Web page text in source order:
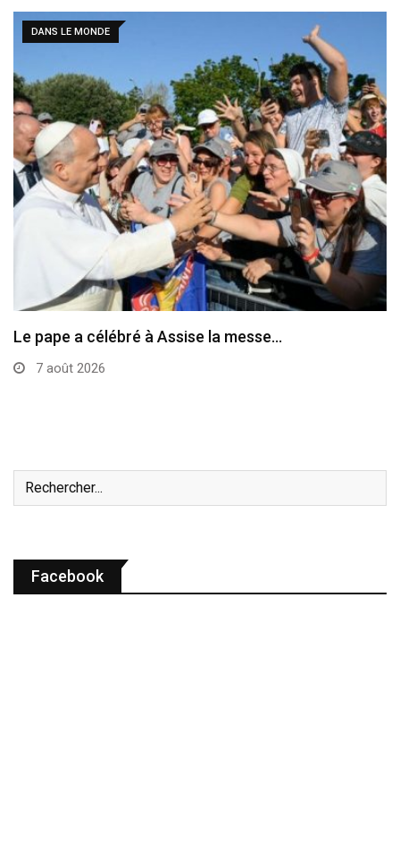
DANS LE MONDE
Le pape a célébré à Assise la messe…
7 août 2026
Facebook